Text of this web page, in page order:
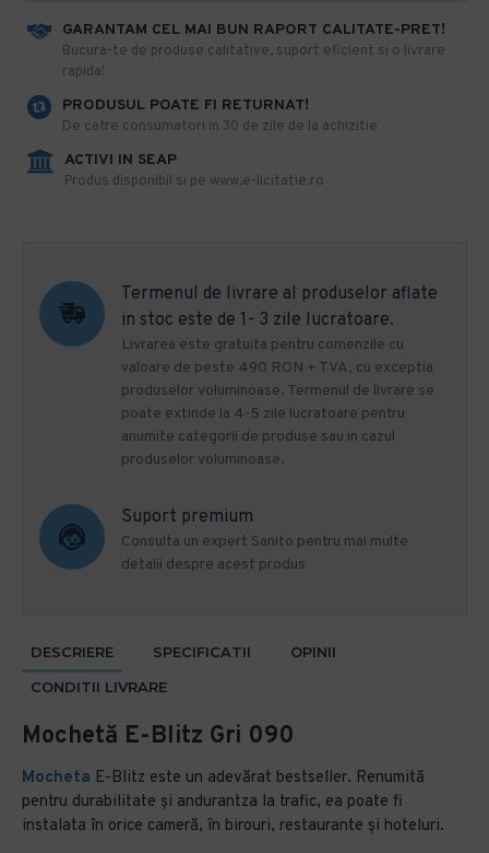
GARANTAM CEL MAI BUN RAPORT CALITATE-PRET!
​Bucura-te de produse calitative, suport eficient si o livrare
rapida!
PRODUSUL POATE FI RETURNAT!
De catre consumatori in 30 de zile de la achizitie
ACTIVI IN SEAP
Produs disponibil si pe www.e-licitatie.ro
Termenul de livrare al produselor aflate
in stoc este de 1- 3 zile lucratoare.
Livrarea este gratuita pentru comenzile cu
valoare de peste 490 RON + TVA, cu exceptia
produselor voluminoase. Termenul de livrare se
poate extinde la 4-5 zile lucratoare pentru
anumite categorii de produse sau in cazul
produselor voluminoase.
Suport premium
Consulta un expert Sanito pentru mai multe
detalii despre acest produs
DESCRIERE SPECIFICATII
OPINII
CONDITII LIVRARE
Mochetă E-Blitz Gri 090
Mocheta E-Blitz este un adevărat bestseller. Renumită
pentru durabilitate și andurantza la trafic, ea poate fi
instalata în orice cameră, în birouri, restaurante și hoteluri.